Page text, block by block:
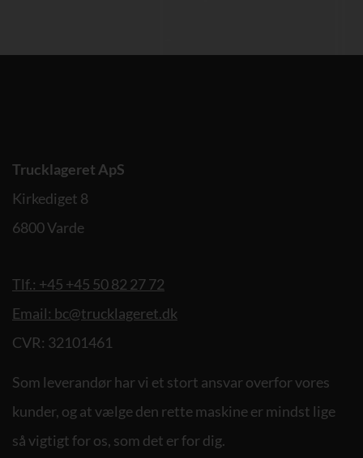
Trucklageret ApS
Kirkediget 8
6800 Varde
Tlf.: +45 +45 50 82 27 72
Email: bc@trucklageret.dk
CVR: 32101461
Som leverandør har vi et stort ansvar overfor vores
kunder, og at vælge den rette maskine er mindst lige
så vigtigt for os, som det er for dig.